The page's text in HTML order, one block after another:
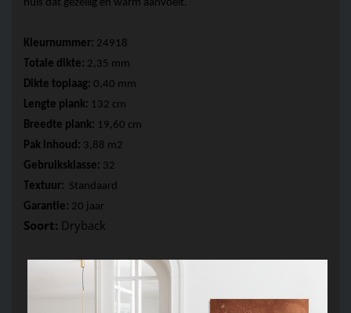
huis dat gezellig en warm aanvoelt.
Kleurnummer: 24918
Totale dikte: 2,35 mm
Dikte toplaag: 0,40 mm
Lengte plank: 132 cm
Breedte plank: 19,60 cm
Pak inhoud: 3,88 m2
Gebruiksklasse: 32
Textuur: Standaard
Garantie: 20 jaar
Soort: Dryback